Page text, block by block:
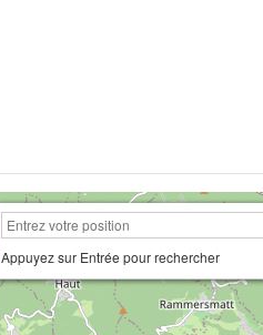
Appuyez sur Entrée pour rechercher